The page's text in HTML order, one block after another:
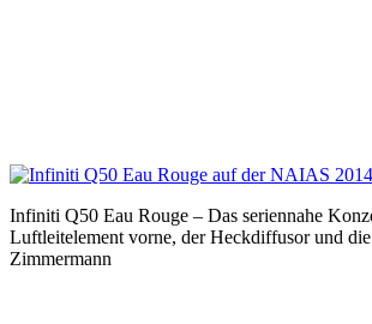
Infiniti Q50 Eau Rouge – Das seriennahe
Luftleitelement vorne, der Heckdiffusor und
Zimmermann